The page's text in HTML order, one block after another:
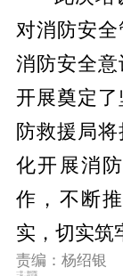
对消防安
消防安全
开展奠定
防救援局
化开展消
作，不断
实，切实筑
责编：杨绍银
一审：杨绍银